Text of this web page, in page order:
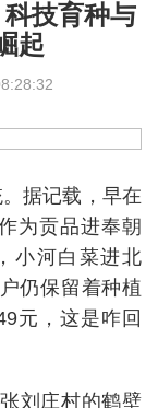
技育种与
起
据记载，早在
为贡品进奉朝
小河白菜进北
仍保留着种植
元，这是咋回
刘庄村的鹤壁